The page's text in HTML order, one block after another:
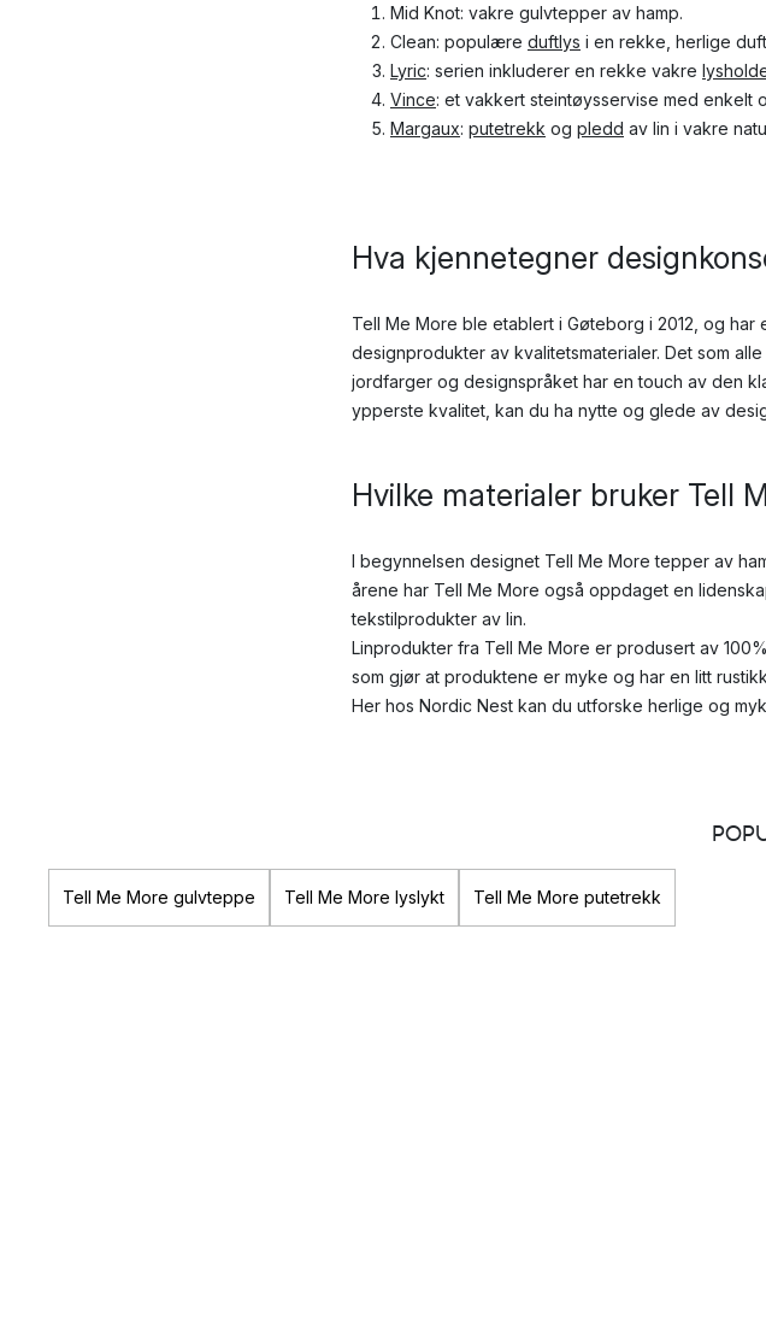
Mid Knot: vakre gulvtepper av hamp.
Clean: populære duftlys i en rekke, herlige
Lyric: serien inkluderer en rekke vakre
Vince: et vakkert steintøysservise med enkelt
Margaux: putetrekk og pledd av lin i vakre
Hva kjennetegner
Tell Me More ble etablert i Gøteborg i 2012, og
designprodukter av kvalitetsmaterialer. Det som
jordfarger og designspråket har en touch av den
ypperste kvalitet, kan du ha nytte og glede av
Hvilke materialer bruker Tell
I begynnelsen designet Tell Me More tepper av
årene har Tell Me More også oppdaget en
tekstilprodukter av lin.
Linprodukter fra Tell Me More er produsert av
som gjør at produktene er myke og har en litt
Her hos Nordic Nest kan du utforske herlige og
Tell Me More gulvteppe Tell Me More lyslykt Tell Me More putetrekk